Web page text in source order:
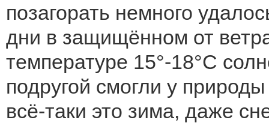
позагорать немного
дни в защищённом от
температуре 15°-18°С
подругой смогли у
всё-таки это зима, даже